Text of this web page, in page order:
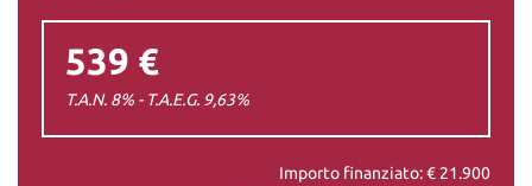
539 €
T.A.N. 8% - T.A.E.G. 9,63%
Importo finanziato: € 21.900